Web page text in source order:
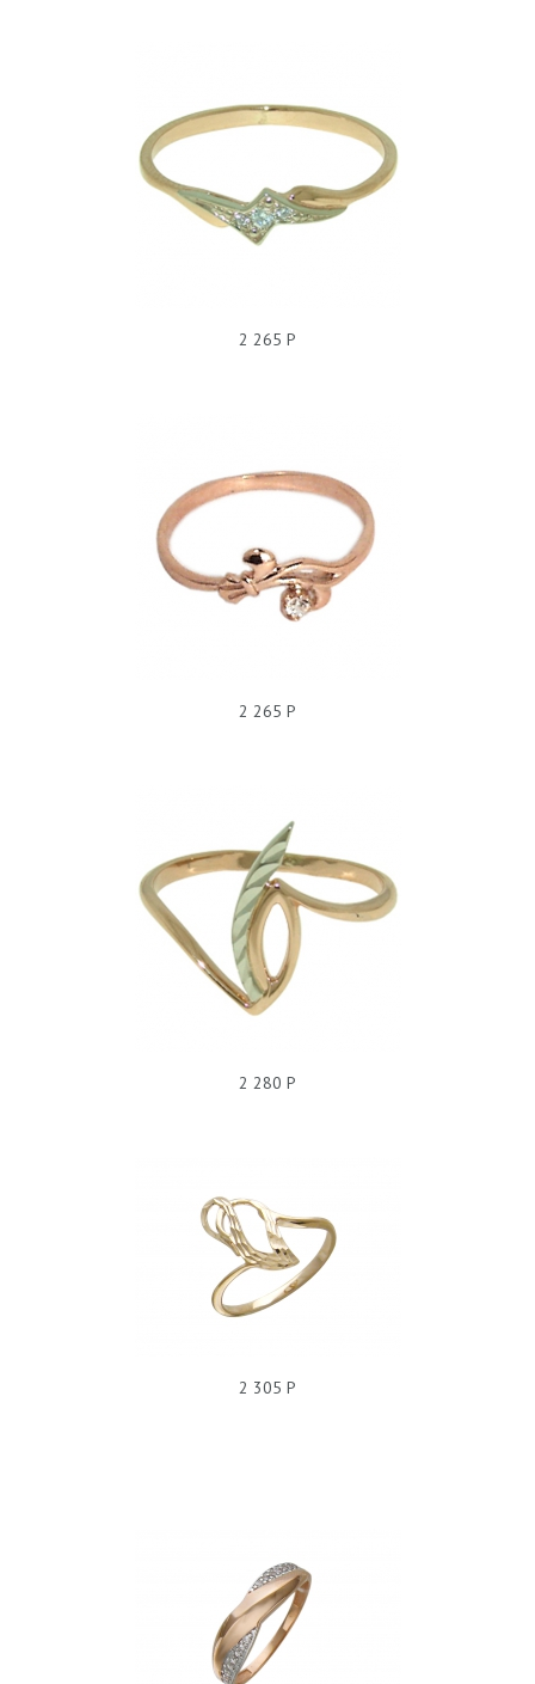
КОЛЬЦО БЕЗ ПОКРЫТИЯ, ФИАНИТ, 228093
2 265 Р
КОЛЬЦО БЕЗ ПОКРЫТИЯ, ФИАНИТ, 228043
2 265 Р
КОЛЬЦО БЕЗ ПОКРЫТИЯ, 220101
2 280 Р
КОЛЬЦО С3К710240
2 305 Р
КОЛЬЦО ФИАНИТ Т11К110061